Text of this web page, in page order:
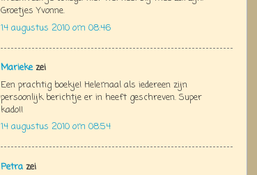
Groetjes Yvonne.
14 augustus 2010 om 08:46
Mariekezei
Een prachtig boekje! Helemaal als iedereen zijn
persoonlijk berichtje er in heeft geschreven. Super
kado!!
14 augustus 2010 om 08:54
Petra zei